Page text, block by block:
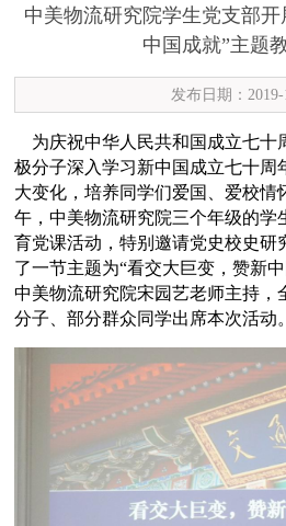
中美物流研究院学生党支部
中国成就”主题
发布日期：2019-
为庆祝中华人民共和国成立七十
极分子深入学习新中国成立七十周
大变化，培养同学们爱国、爱校情
午，中美物流研究院三个年级的学
育党课活动，特别邀请党史校史研
了一节主题为“看交大巨变，赞新
中美物流研究院宋园艺老师主持，
分子 、部分群众同学出席本次活动。